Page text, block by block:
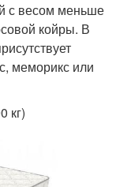
с весом меньше
койры. В
меморикс или
кг)